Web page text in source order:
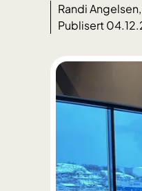
Randi
Publisert